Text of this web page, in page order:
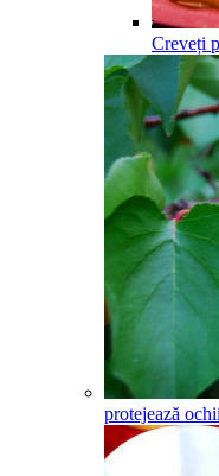
Creveți
protejează